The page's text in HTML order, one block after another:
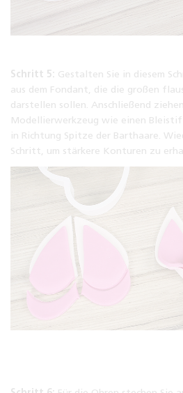
Schritt 5: Gestalten Sie in diesem
aus dem Fondant, die die großen
darstellen sollen. Anschließend
Modellierwerkzeug wie einen
in Richtung Spitze der Barthaare.
Schritt, um stärkere Konturen zu